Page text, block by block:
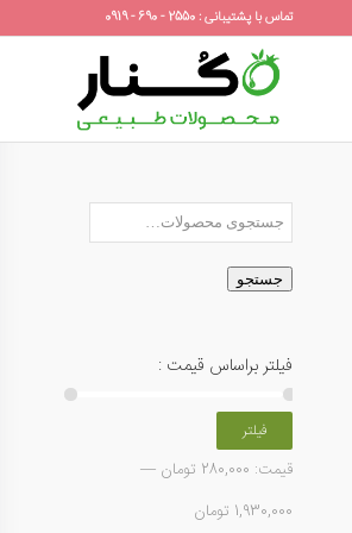
تماس با پشتیبانی : 2550 - 690 - 0919
جستجو
فیلتر براساس قیمت :
فیلتر
قیمت: 280,000 تومان
—
1,930,000 تومان